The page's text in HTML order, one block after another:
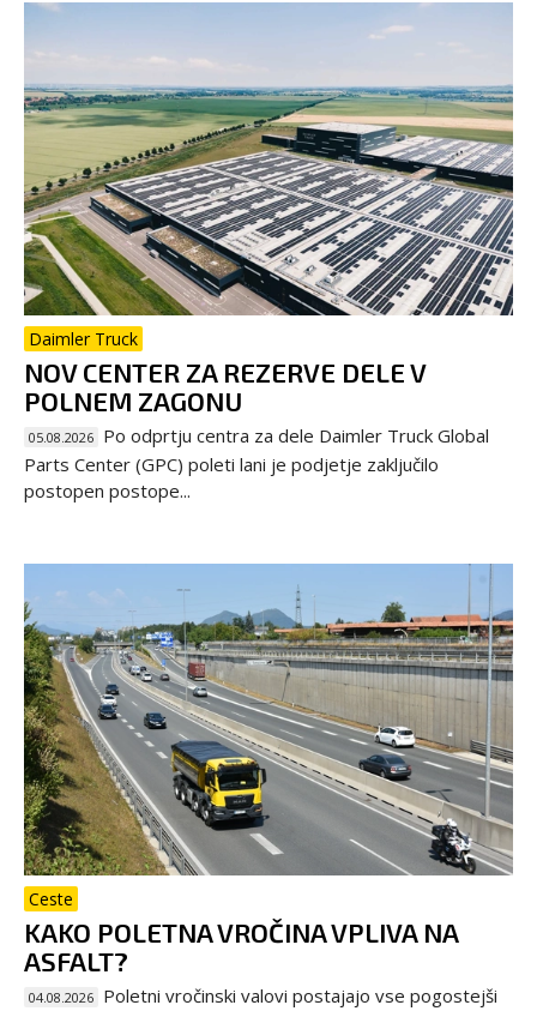
Daimler Truck
NOV CENTER ZA REZERVE DELE V
POLNEM ZAGONU
05.08.2026 Po odprtju centra za dele Daimler Truck Global
Parts Center (GPC) poleti lani je podjetje zaključilo
postopen postope...
Ceste
KAKO POLETNA VROČINA VPLIVA NA
ASFALT?
04.08.2026 Poletni vročinski valovi postajajo vse pogostejši